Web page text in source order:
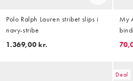
Polo Ralph Lauren stribet slips i
navy-stribe
1.369,00 kr.
My
Deal